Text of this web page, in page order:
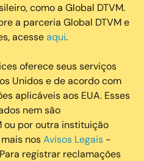
como a Global DTVM.
a parceria Global DTVM e
acesseaqui.
oferece seus serviços
Unidos e de acordo com
aplicáveis aos EUA. Esses
nem são
ou por outra instituição
nosAvisos Legais -
registrar reclamações